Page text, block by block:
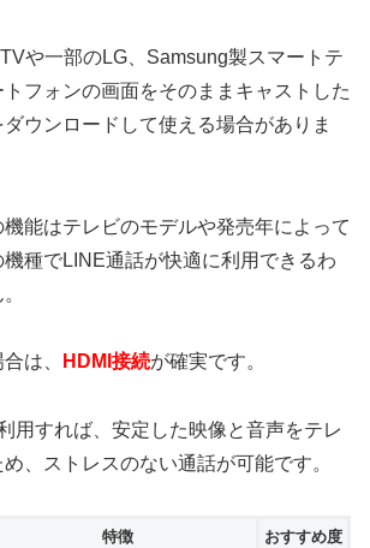
や一部のLG、Samsung製スマートテ
フォンの画面をそのままキャストした
ウンロードして使える場合がありま
能はテレビのモデルや発売年によって
種でLINE通話が快適に利用できるわ
は、 HDMI接続が確実です。
用すれば、安定した映像と音声をテレ
、ストレスのない通話が可能です。
特徴 おすすめ度